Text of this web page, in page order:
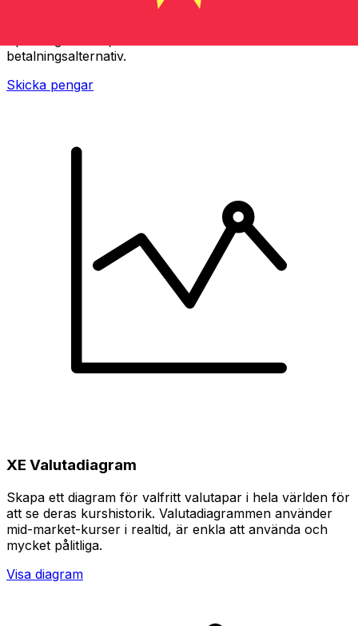
betalningsalternativ.
Skicka pengar
XE Valutadiagram
Skapa ett diagram för valfritt valutapar i hela världen för
att se deras kurshistorik. Valutadiagrammen använder
mid-market-kurser i realtid, är enkla att använda och
mycket pålitliga.
Visa diagram